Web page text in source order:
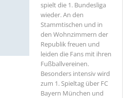
spielt die 1. Bundesliga
wieder. An den
Stammtischen und in
den Wohnzimmern der
Republik freuen und
leiden die Fans mit ihren
Fußballvereinen.
Besonders intensiv wird
zum 1. Spieltag über FC
Bayern München und